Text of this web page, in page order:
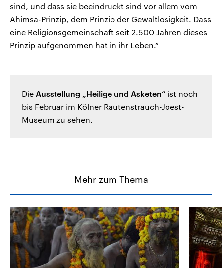
sind, und dass sie beeindruckt sind vor allem vom
Ahimsa-Prinzip, dem Prinzip der Gewaltlosigkeit. Dass
eine Religionsgemeinschaft seit 2.500 Jahren dieses
Prinzip aufgenommen hat in ihr Leben.“
Die Ausstellung „Heilige und Asketen“ ist noch
bis Februar im Kölner Rautenstrauch-Joest-
Museum zu sehen.
Mehr zum Thema